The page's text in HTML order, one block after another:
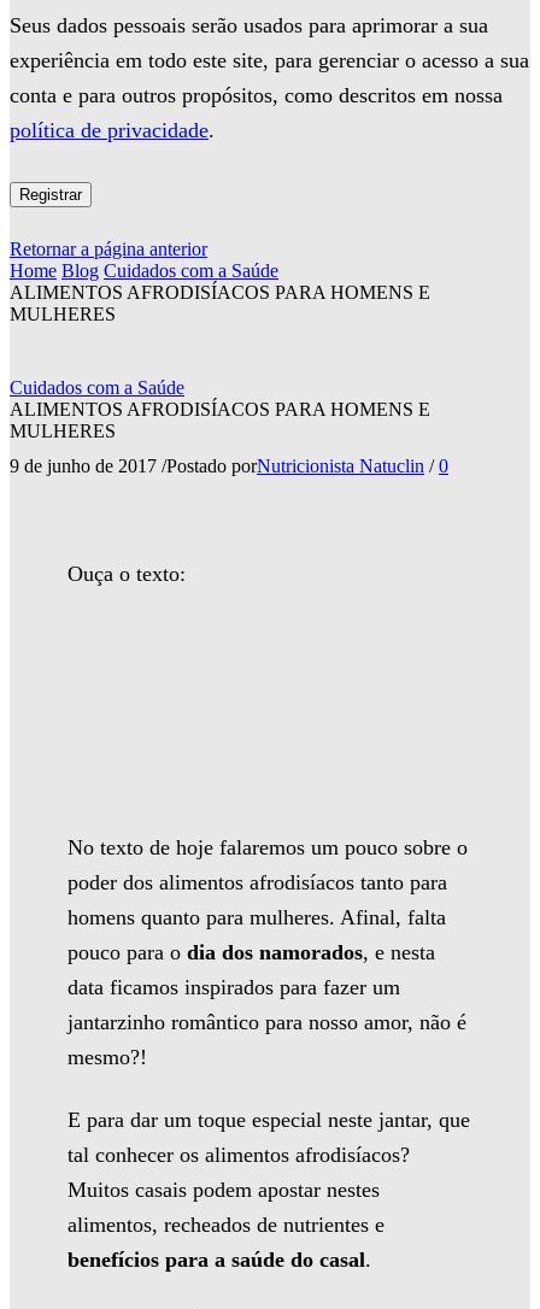
Seus dados pessoais serão usados para aprimorar a sua
experiência em todo este site, para gerenciar o acesso a sua
conta e para outros propósitos, como descritos em nossa
política de privacidade.
Registrar
Retornar a página anterior
Home Blog Cuidados com a Saúde
ALIMENTOS AFRODISÍACOS PARA HOMENS E
MULHERES
Cuidados com a Saúde
ALIMENTOS AFRODISÍACOS PARA HOMENS E
MULHERES
9 de junho de 2017 /Postado porNutricionista Natuclin / 0
Ouça o texto:
No texto de hoje falaremos um pouco sobre o
poder dos alimentos afrodisíacos tanto para
homens quanto para mulheres. Afinal, falta
pouco para o dia dos namorados, e nesta
data ficamos inspirados para fazer um
jantarzinho romântico para nosso amor, não é
mesmo?!
E para dar um toque especial neste jantar, que
tal conhecer os alimentos afrodisíacos?
Muitos casais podem apostar nestes
alimentos, recheados de nutrientes e
benefícios para a saúde do casal.